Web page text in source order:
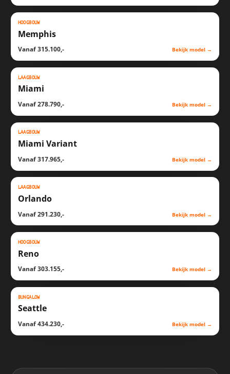
SCHETS
HOOGBOUW
Memphis
Vanaf 315.100,- Bekijk model →
SCHETS
LAAGBOUW
Miami
Vanaf 278.790,- Bekijk model →
SCHETS
LAAGBOUW
Miami Variant
Vanaf 317.965,- Bekijk model →
SCHETS
LAAGBOUW
Orlando
Vanaf 291.230,- Bekijk model →
SCHETS
HOOGBOUW
Reno
Vanaf 303.155,- Bekijk model →
SCHETS
BUNGALOW
Seattle
Vanaf 434.230,- Bekijk model →